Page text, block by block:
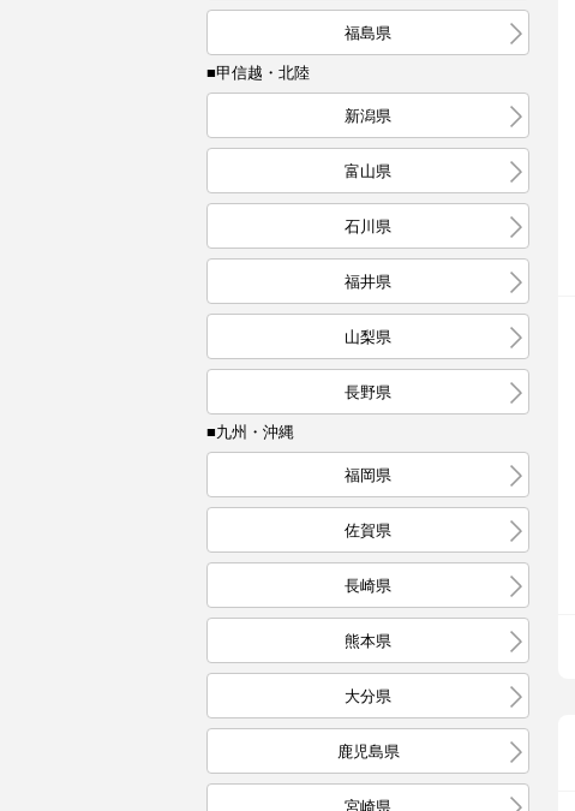
福島県
■甲信越・北陸
新潟県
富山県
石川県
福井県
山梨県
長野県
■九州・沖縄
福岡県
佐賀県
長崎県
熊本県
大分県
鹿児島県
宮崎県